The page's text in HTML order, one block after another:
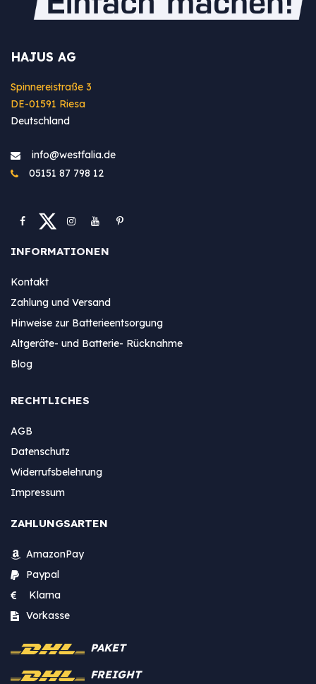
HAJUS AG
Spinnereistraße 3
DE-01591 Riesa
Deutschland
info@westfa​lia.de
05151 87 798 12
INFORMATIONEN
Kontakt
Zahlung und Versand
Hinweise zur Batterieentsorgung
Altgeräte- und Batterie- Rücknahme
Blog
RECHTLICHES
AGB
Datenschutz
Widerrufsbelehrung
Impressum
ZAHLUNGSARTEN
AmazonPay
Paypal
Klarna
Vorkasse
PAKET
FREIGHT